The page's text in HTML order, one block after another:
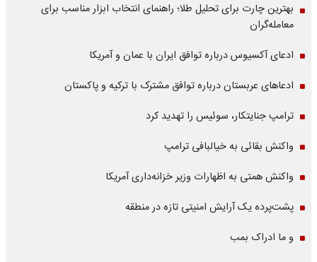
بهترین چارت برای تحلیل طلا؛ راهنمای انتخاب ابزار مناسب برای
معامله‌گران
ادعای آکسیوس درباره توافق ایران با عمان و آمریکا
ادعاهای عربستان درباره توافق مشترک با ترکیه و پاکستان
ترامپ جنایتکار، سوئیس را تهدید کرد
واکنش بقائی به خیالبافی ترامپ
واکنش همتی به اظهارات وزیر خزانه‌داری آمریکا
پشت‌پرده یک آرایش امنیتی تازه در منطقه
و ما ادراک بمب